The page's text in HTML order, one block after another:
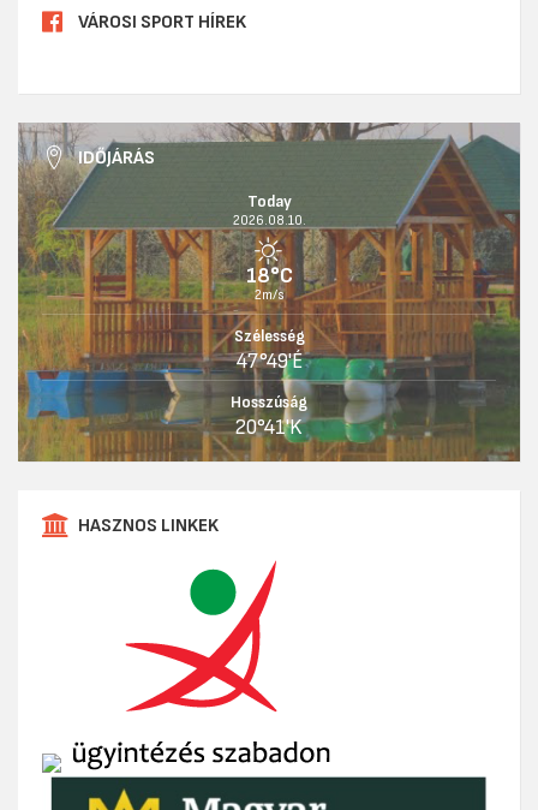
VÁROSI SPORT HÍREK
IDŐJÁRÁS
Today
2026.08.10.
18°C
2m/s
Szélesség
47°49'É
Hosszúság
20°41'K
HASZNOS LINKEK